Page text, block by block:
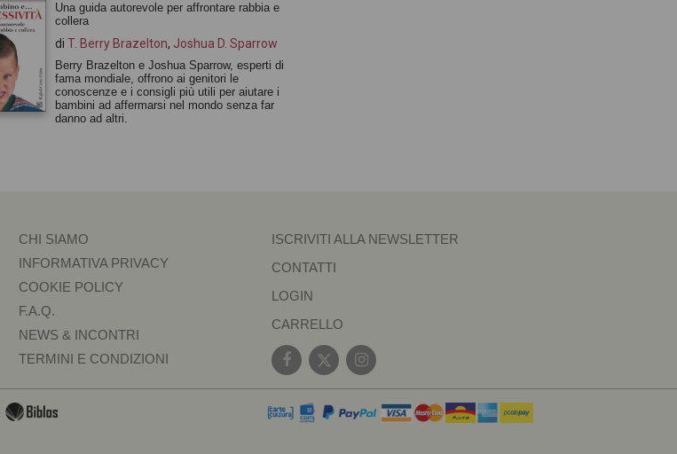
Una guida autorevole per affrontare rabbia e
collera
di T. Berry Brazelton, Joshua D. Sparrow
Berry Brazelton e Joshua Sparrow, esperti di
fama mondiale, offrono ai genitori le
conoscenze e i consigli più utili per aiutare i
bambini ad affermarsi nel mondo senza far
danno ad altri.
CHI SIAMO
INFORMATIVA PRIVACY
COOKIE POLICY
F.A.Q.
NEWS & INCONTRI
TERMINI E CONDIZIONI
ISCRIVITI ALLA NEWSLETTER
CONTATTI
LOGIN
CARRELLO